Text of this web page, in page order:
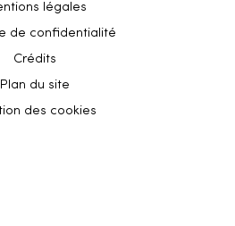
légales
de confidentialité
Crédits
Plan du site
des cookies